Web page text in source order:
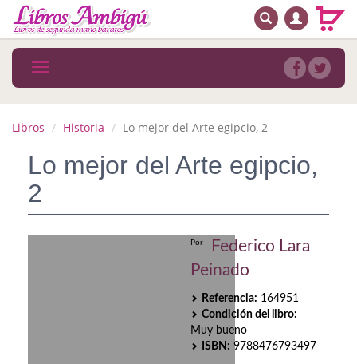
MENÚ PRINCIPAL
Novedades
MATERIAS
Arte
BUSCAR
Toggle
navigation
Libros Historia Lo mejor del Arte egipcio, 2
Lo mejor del Arte egipcio,
2
Por
Federico Lara
Peinado
Referencia: 164951
Condición del libro:
Muy bueno
ISBN: 9788476793497